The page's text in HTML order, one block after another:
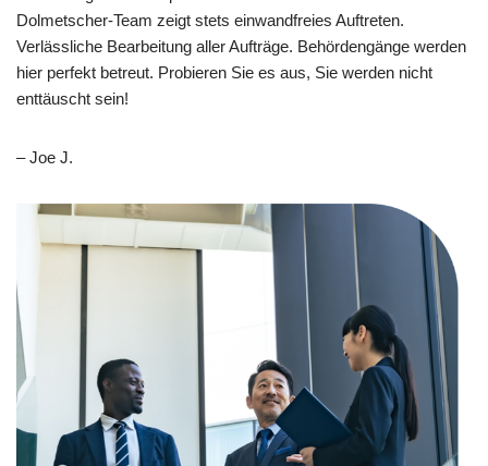
Dolmetscher-Team zeigt stets einwandfreies Auftreten.
Verlässliche Bearbeitung aller Aufträge. Behördengänge werden
hier perfekt betreut. Probieren Sie es aus, Sie werden nicht
enttäuscht sein!
– Joe J.